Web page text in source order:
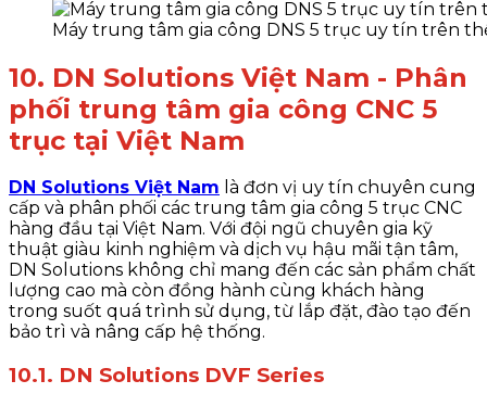
Máy trung tâm gia công DNS 5 trục uy tín trên
10. DN Solutions Việt Nam - Phân
phối trung tâm gia công CNC 5
trục tại Việt Nam
DN Solutions Việt Nam là đơn vị uy tín chuyên cung
cấp và phân phối các trung tâm gia công 5 trục CNC
hàng đầu tại Việt Nam. Với đội ngũ chuyên gia kỹ
thuật giàu kinh nghiệm và dịch vụ hậu mãi tận tâm,
DN Solutions không chỉ mang đến các sản phẩm chất
lượng cao mà còn đồng hành cùng khách hàng
trong suốt quá trình sử dụng, từ lắp đặt, đào tạo đến
bảo trì và nâng cấp hệ thống.
10.1. DN Solutions DVF Series